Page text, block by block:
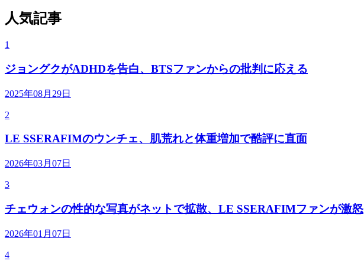
人気記事
1
ジョングクがADHDを告白、BTSファンからの批判に応える
2025年08月29日
2
LE SSERAFIMのウンチェ、肌荒れと体重増加で酷評に直面
2026年03月07日
3
チェウォンの性的な写真がネットで拡散、LE SSERAFIMファンが激怒
2026年01月07日
4